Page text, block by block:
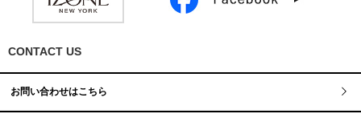
CONTACT US
お問い合わせはこちら